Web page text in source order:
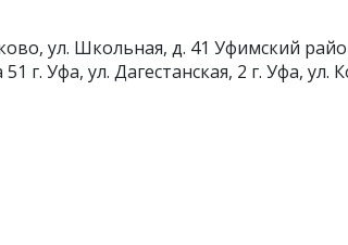
ул. Школьная, д. 41 Уфимский
51 г. Уфа, ул. Дагестанская, 2 г. Уфа, ул.